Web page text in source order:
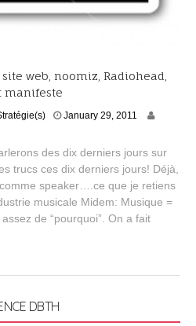
web, noomiz, Radiohead,
manifeste
January 29, 2011
r
u
a
r
y
des dix derniers jours sur
trucs ces dix derniers jours! Déjà,
speaker….ce que je retiens
musicale Midem: Musique =
de “pourquoi”. On a fait
DBTH